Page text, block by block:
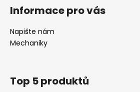
Informace pro vás
Napište nám
Mechaniky
Top 5 produktů